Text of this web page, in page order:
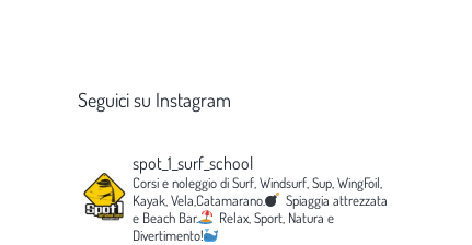
Seguici su Instagram
spot_1_surf_school
Corsi e noleggio di Surf, Windsurf, Sup, WingFoil,
Kayak, Vela,Catamarano.
Spiaggia attrezzata
e Beach Bar.
Relax, Sport, Natura e
Divertimento!